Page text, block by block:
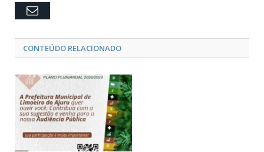
Email
CONTEÚDO RELACIONADO